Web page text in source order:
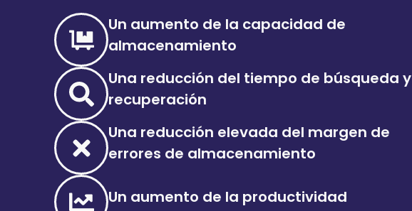
Un aumento de la capacidad de
almacenamiento
Una reducción del tiempo de búsqueda y
recuperación
Una reducción elevada del margen de
errores de almacenamiento
Un aumento de la productividad